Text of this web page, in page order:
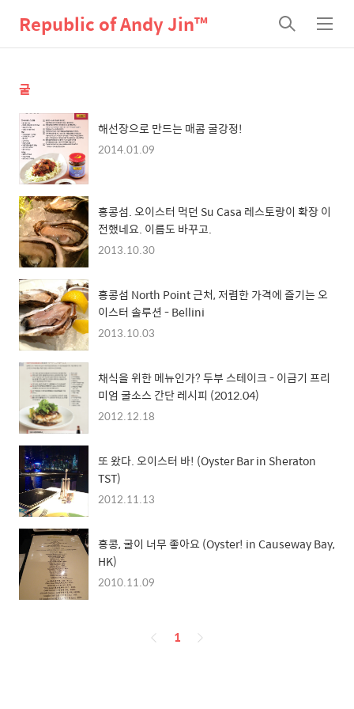
Republic of Andy Jin™
검
색
메
뉴
굴
해선장으로 만드는 매콤 굴강정!
2014.01.09
홍콩섬. 오이스터 먹던 Su Casa 레스토랑이 확장 이
전했네요. 이름도 바꾸고.
2013.10.30
홍콩섬 North Point 근처, 저렴한 가격에 즐기는 오
이스터 솔루션 - Bellini
2013.10.03
채식을 위한 메뉴인가? 두부 스테이크 - 이금기 프리
미엄 굴소스 간단 레시피 (2012.04)
2012.12.18
또 왔다. 오이스터 바! (Oyster Bar in Sheraton
TST)
2012.11.13
홍콩, 굴이 너무 좋아요 (Oyster! in Causeway Bay,
HK)
2010.11.09
페
1